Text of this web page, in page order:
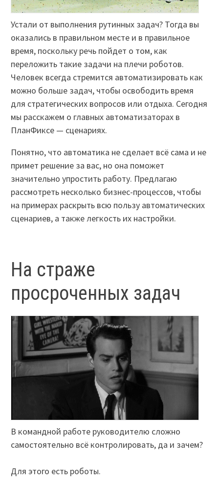
Устали от выполнения рутинных задач? Тогда вы
оказались в правильном месте и в правильное
время, поскольку речь пойдет о том, как
переложить такие задачи на плечи роботов.
Человек всегда стремится автоматизировать как
можно больше задач, чтобы освободить время
для стратегических вопросов или отдыха. Сегодня
мы расскажем о главных автоматизаторах в
ПланФиксе — сценариях.
Понятно, что автоматика не сделает всё сама и не
примет решение за вас, но она поможет
значительно упростить работу. Предлагаю
рассмотреть несколько бизнес-процессов, чтобы
на примерах раскрыть всю пользу автоматических
сценариев, а также легкость их настройки.
На страже
просроченных задач
В командной работе руководителю сложно
самостоятельно всё контролировать, да и зачем?
Для этого есть роботы.